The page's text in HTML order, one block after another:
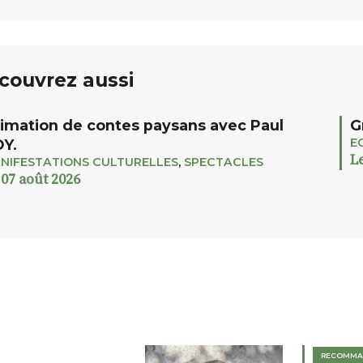
aussi
de contes paysans avec Paul
CULTURELLES, SPECTACLES
août 2026